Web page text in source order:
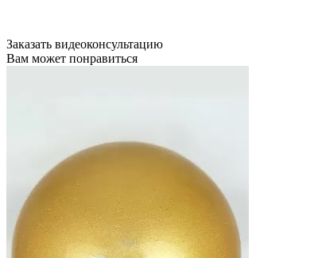
Заказать видеоконсультацию
Вам может понравиться